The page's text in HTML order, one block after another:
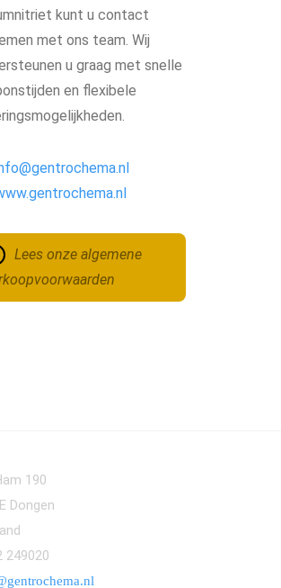
kunt u contact
met ons team. Wij
u graag met snelle
en flexibele
Lees onze algemene
190
Dongen
249020